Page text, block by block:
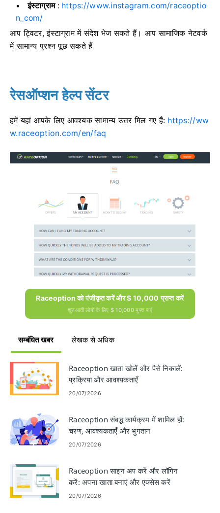
इंस्टाग्राम: https://www.instagram.com/raceoptio
n_com/
आप ट्विटर, इंस्टाग्राम में संदेश भेज सकते हैं। आप सामाजिक नेटवर्क
में सामान्य प्रश्न पूछ सकते हैं
रेसऑप्शन हेल्प सेंटर
हमें यहां आपके लिए आवश्यक सामान्य उत्तर मिल गए हैं: https://ww
w.raceoption.com/en/faq
Raceoption को पंजीकृत करें और $ 10,000 प्राप्त करें
शुरुआती लोगों के लिए $ 10,000 मुफ्त पाएं
सम्बंधित खबर लेखक से अधिक
Raceoption खाता खोलें और पैसे निकालें:
प्रक्रिया और आवश्यकताएँ
20/07/2026
Raceoption संबद्ध कार्यक्रम में शामिल हों:
चरण, आवश्यकताएँ और भुगतान
20/07/2026
Raceoption साइन अप करें और लॉगिन
करें: अपना खाता बनाएं और एक्सेस करें
20/07/2026